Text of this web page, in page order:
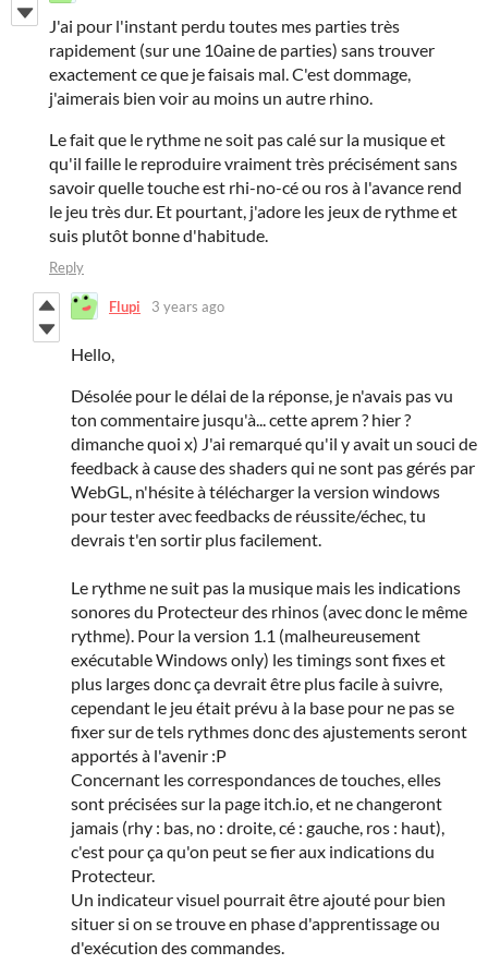
J'ai pour l'instant perdu toutes mes parties très
rapidement (sur une 10aine de parties) sans trouver
exactement ce que je faisais mal. C'est dommage,
j'aimerais bien voir au moins un autre rhino.
Le fait que le rythme ne soit pas calé sur la musique et
qu'il faille le reproduire vraiment très précisément sans
savoir quelle touche est rhi-no-cé ou ros à l'avance rend
le jeu très dur. Et pourtant, j'adore les jeux de rythme et
suis plutôt bonne d'habitude.
Reply
Flupi 3 years ago
Hello,
Désolée pour le délai de la réponse, je n'avais pas vu
ton commentaire jusqu'à... cette aprem ? hier ?
dimanche quoi x) J'ai remarqué qu'il y avait un souci de
feedback à cause des shaders qui ne sont pas gérés par
WebGL, n'hésite à télécharger la version windows
pour tester avec feedbacks de réussite/échec, tu
devrais t'en sortir plus facilement.
Le rythme ne suit pas la musique mais les indications
sonores du Protecteur des rhinos (avec donc le même
rythme). Pour la version 1.1 (malheureusement
exécutable Windows only) les timings sont fixes et
plus larges donc ça devrait être plus facile à suivre,
cependant le jeu était prévu à la base pour ne pas se
fixer sur de tels rythmes donc des ajustements seront
apportés à l'avenir :P
Concernant les correspondances de touches, elles
sont précisées sur la page itch.io, et ne changeront
jamais (rhy : bas, no : droite, cé : gauche, ros : haut),
c'est pour ça qu'on peut se fier aux indications du
Protecteur.
Un indicateur visuel pourrait être ajouté pour bien
situer si on se trouve en phase d'apprentissage ou
d'exécution des commandes.